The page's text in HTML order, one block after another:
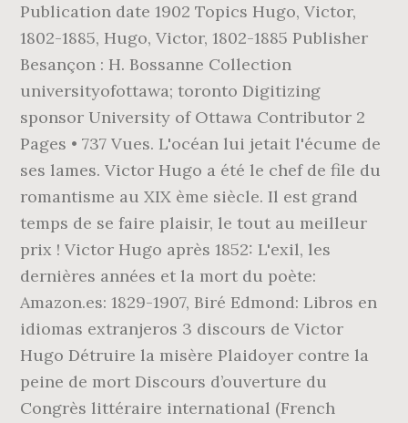
Publication date 1902 Topics Hugo, Victor,
1802-1885, Hugo, Victor, 1802-1885 Publisher
Besançon : H. Bossanne Collection
universityofottawa; toronto Digitizing
sponsor University of Ottawa Contributor 2
Pages • 737 Vues. L'océan lui jetait l'écume de
ses lames. Victor Hugo a été le chef de file du
romantisme au XIX ème siècle. Il est grand
temps de se faire plaisir, le tout au meilleur
prix ! Victor Hugo après 1852: L'exil, les
dernières années et la mort du poète:
Amazon.es: 1829-1907, Biré Edmond: Libros en
idiomas extranjeros 3 discours de Victor
Hugo Détruire la misère Plaidoyer contre la
peine de mort Discours d’ouverture du
Congrès littéraire international (French